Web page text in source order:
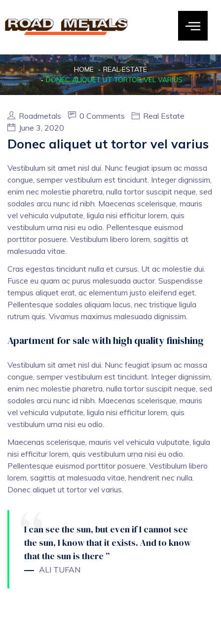
HOME
REAL ESTATE
DONEC ALIQUET UT TORTOR VEL VARIUS
Roadmetals 0 Comments
Real Estate
June 3, 2020
Donec aliquet ut tortor vel varius
Vestibulum sit amet nisl dui. Nunc feugiat ipsum ac massa
congue, semper vestibulum est tincidunt. Integer dignissim,
enim nec molestie pharetra, nulla tortor suscipit neque, sed
sodales arcu nunc id nibh. Maecenas scelerisque, mauris
vel vehicula vulputate, ligula nisi efficitur lorem, quis
vestibulum urna nisi eu odio. Pellentesque euismod
porttitor posuere. Vestibulum libero lorem, sagittis at
malesuada vitae.
Cras egestas tincidunt nulla et cursus. Ut ac molestie dui.
Fusce eu quam ac purus malesuada auctor. Suspendisse
tempus aliquet erat, ac elementum justo eleifend eget.
Pellentesque sodales aliquam lacus, nec tristique ligula
rutrum quis. Vivamus maximus malesuada dignissim.
Apartment for sale with high quality finishing
Vestibulum sit amet nisl dui. Nunc feugiat ipsum ac massa
congue, semper vestibulum est tincidunt. Integer dignissim,
enim nec molestie pharetra, nulla tortor suscipit neque, sed
sodales arcu nunc id nibh. Maecenas scelerisque, mauris
vel vehicula vulputate, ligula nisi efficitur lorem, quis
vestibulum urna nisi eu odio.
Maecenas scelerisque, mauris vel vehicula vulputate, ligula
nisi efficitur lorem, quis vestibulum urna nisi eu odio.
Pellentesque euismod porttitor posuere. Vestibulum libero
lorem, sagittis at malesuada vitae, hendrerit nec nulla.
Donec aliquet ut tortor vel varius.
I can see the sun, but even if I cannot see
the sun, I know that it exists. And to know
that the sun is there ”
ALI TUFAN